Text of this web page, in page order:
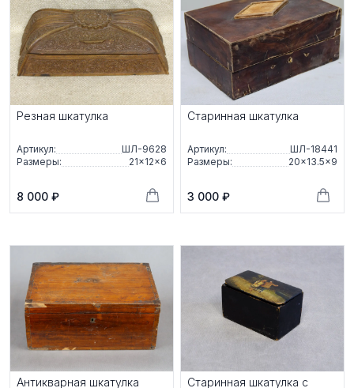
Резная шкатулка
Артикул:
ШЛ-9628
Размеры:
21×12×6
8 000 ₽
Старинная шкатулка
Артикул:
ШЛ-18441
Размеры:
20×13.5×9
3 000 ₽
Антикварная шкатулка
Старинная шкатулка с